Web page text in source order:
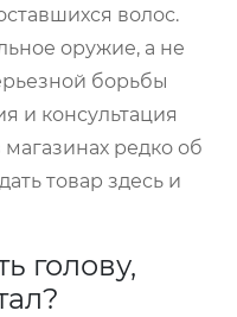
волос.
оружие, а не
борьбы
и консультация
редко об
товар здесь и
голову,